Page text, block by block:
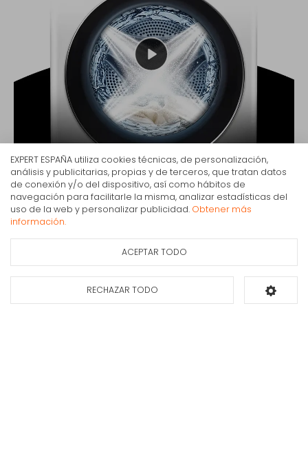
*Testado por Intertek en Marzo, basado en IEC 60456:
edición 5.0. ciclo TurboWash39 con media carga. Los
conciones de lavado.
Lava en profundidad en poco
Lavadora carga frontal LG 10kg 1400rpm A serie 600
F4WR6010AGW
518€IVA Inc.
Ficha de información
disponibilidad
Añadir al carrito
EXPERT ESPAÑA utiliza cookies técnicas, de personalización,
análisis y publicitarias, propias y de terceros, que tratan datos
de conexión y/o del dispositivo, así como hábitos de
navegación para facilitarle la misma, analizar estadísticas del
uso de la web y personalizar publicidad. Obtener más
información.
ACEPTAR TODO
RECHAZAR TODO